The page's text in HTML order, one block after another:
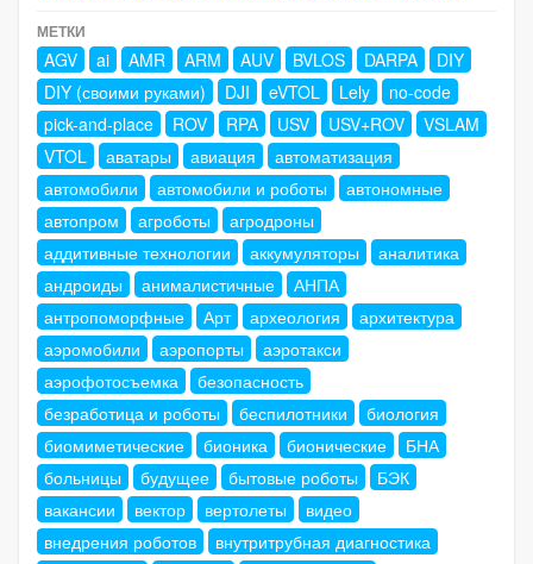
МЕТКИ
AGV ai AMR ARM AUV BVLOS DARPA
DIY
DIY (своими руками)
DJI eVTOL Lely
no-code
pick-and-place
ROV RPA USV USV+ROV
VSLAM
VTOL
аватары авиация
автоматизация
автомобили
автомобили и роботы
автономные
автопром
агроботы
агродроны
аддитивные технологии
аккумуляторы
аналитика
андроиды
анималистичные
АНПА
антропоморфные
Арт археология
архитектура
аэромобили
аэропорты
аэротакси
аэрофотосъемка
безопасность
безработица и роботы
беспилотники
биология
биомиметические
бионика бионические
БНА
больницы
будущее бытовые роботы
БЭК
вакансии
вектор вертолеты
видео
внедрения роботов
внутритрубная диагностика